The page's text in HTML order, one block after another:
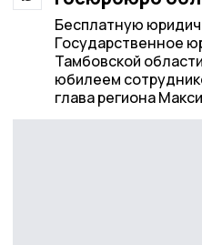
Бесплатную
Государственное
Тамбовской
юбилеем
глава региона